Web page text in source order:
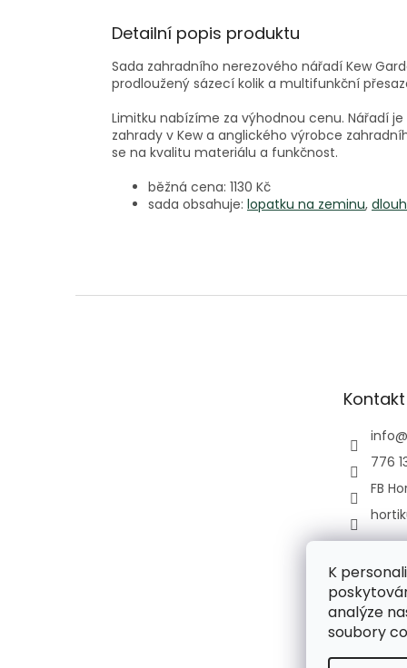
K
analýze
soubory
Detailní popis produktu
Sada zahradního nerezového nářadí Kew
prodloužený sázecí kolik a multifunkční
Limitku nabízíme za výhodnou cenu. Nářadí je
zahrady v Kew a anglického výrobce
se na kvalitu materiálu a funkčnost.
běžná cena: 1130 Kč
sada obsahuje: lopatku na zeminu,
Kontakt
info@
776
FB